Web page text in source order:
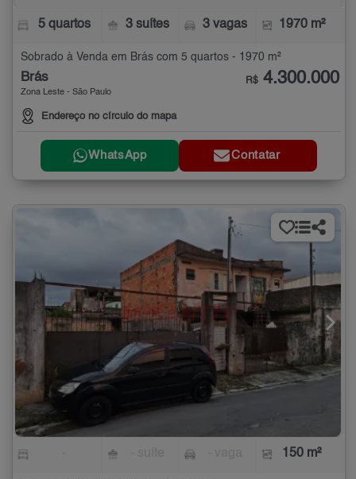
5 quartos 3 suítes 3 vagas 1970 m²
Sobrado à Venda em Brás com 5 quartos - 1970 m²
Brás
Zona Leste - São Paulo
Endereço no círculo do mapa
R$ 4.300.000
WhatsApp Contatar
150 m²